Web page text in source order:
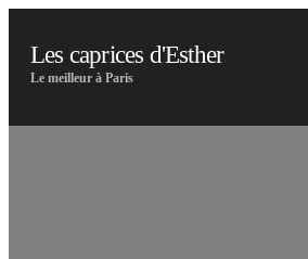
Les caprices d'Esther
Le meilleur à Paris